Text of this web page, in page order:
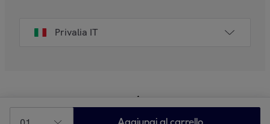
Aggiungi al carrello
Privalia IT